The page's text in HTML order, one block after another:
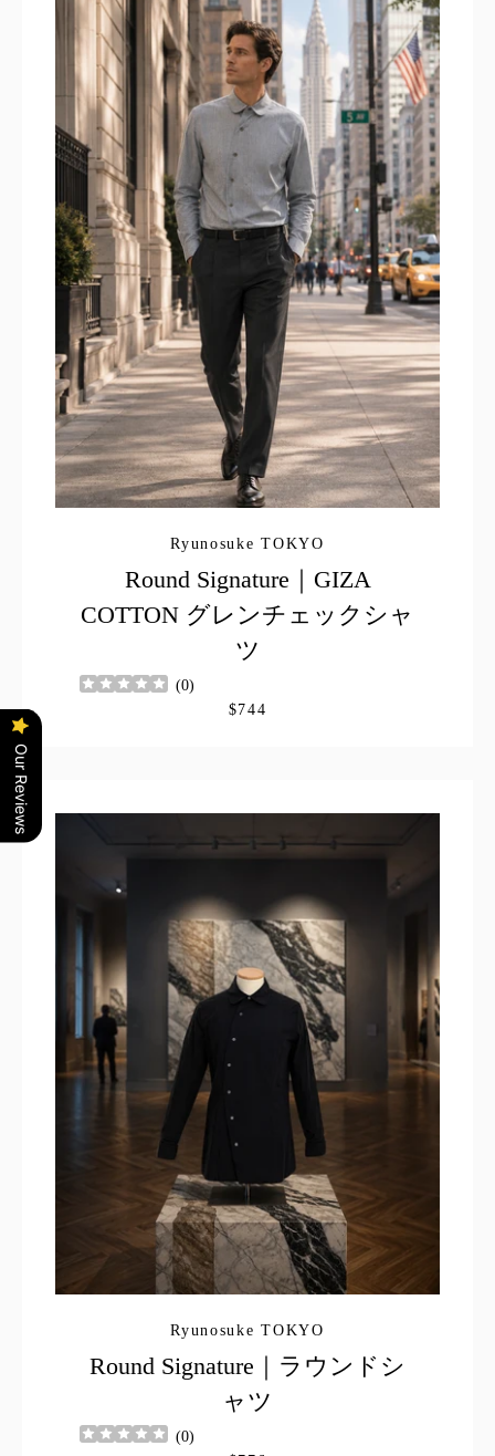
Ryunosuke TOKYO
Round Signature｜GIZA
COTTON グレンチェックシャ
ツ
(0)
$744
Ryunosuke TOKYO
Round Signature｜ラウンドシ
ャツ
(0)
Our Reviews